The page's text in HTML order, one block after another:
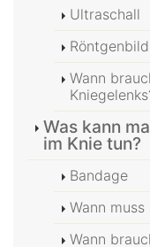
Ultraschall
Röntgenbild
Wann
Was kann
im Knie tun?
Bandage
Wann
Wann